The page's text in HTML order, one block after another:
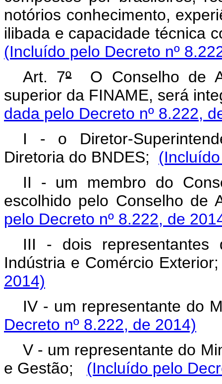
notórios conhecimento,
ilibada e capacidade técnica
(Incluído pelo Decreto nº
Art. 7ºO Conselho de
superior da FINAME, será
dada pelo Decreto nº 8.222,
I - o Diretor-
Diretoria do BNDES;
II - um membro do
escolhido pelo Conselho
pelo Decreto nº 8.222, de
III - dois representantes
Indústria e Comércio
2014)
IV - um representante do
Decreto nº 8.222, de 2014)
V - um representante do
e Gestão; (Incluído pelo